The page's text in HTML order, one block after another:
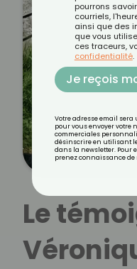
Le
pourrons
courriels,
ainsi que des
que vous
ces traceurs,
confidentialité.
Je reçois
Votre adresse email
pour vous envoyer votre
commerciales
désinscrire en utilisant
dans la newsletter. Pour
prenez connaissance de